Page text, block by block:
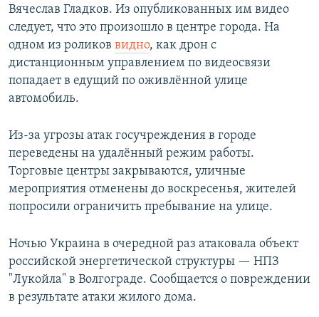
Вячеслав Гладков. Из опубликованных им видео
следует, что это произошло в центре города. На
одном из роликов видно, как дрон с
дистанционным управлением по видеосвязи
попадает в едущий по оживлённой улице
автомобиль.
Из-за угрозы атак госучреждения в городе
переведены на удалённый режим работы.
Торговые центры закрываются, уличные
мероприятия отменены до воскресенья, жителей
попросили ограничить пребывание на улице.
Ночью Украина в очередной раз атаковала объект
российской энергетической структуры — НПЗ
"Лукойла" в Волгограде. Сообщается о повреждении
в результате атаки жилого дома.